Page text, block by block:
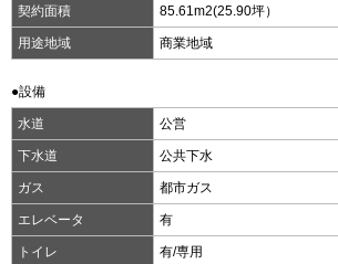
契約面積 85.61m2(25.90坪）
用途地域 商業地域
●設備
水道 公営
下水道 公共下水
ガス 都市ガス
エレベータ 有
トイレ 有/専用